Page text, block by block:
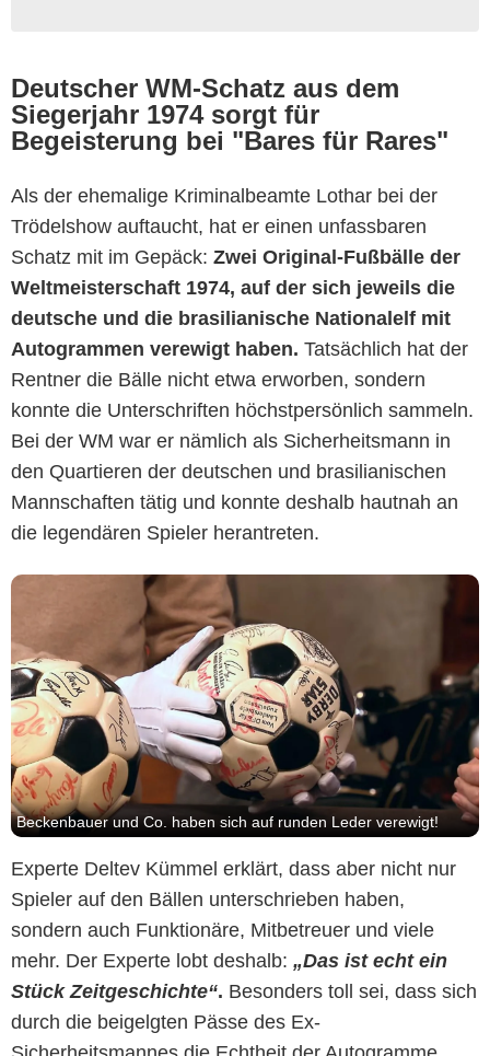
Deutscher WM-Schatz aus dem
Siegerjahr 1974 sorgt für
Begeisterung bei "Bares für Rares"
Als der ehemalige Kriminalbeamte Lothar bei der
Trödelshow auftaucht, hat er einen unfassbaren
Schatz mit im Gepäck: Zwei Original-Fußbälle der
Weltmeisterschaft 1974, auf der sich jeweils die
deutsche und die brasilianische Nationalelf mit
Autogrammen verewigt haben. Tatsächlich hat der
Rentner die Bälle nicht etwa erworben, sondern
konnte die Unterschriften höchstpersönlich sammeln.
Bei der WM war er nämlich als Sicherheitsmann in
den Quartieren der deutschen und brasilianischen
Mannschaften tätig und konnte deshalb hautnah an
die legendären Spieler herantreten.
ZDF
Beckenbauer und Co. haben sich auf runden Leder verewigt!
Experte Deltev Kümmel erklärt, dass aber nicht nur
Spieler auf den Bällen unterschrieben haben,
sondern auch Funktionäre, Mitbetreuer und viele
mehr. Der Experte lobt deshalb: „Das ist echt ein
Stück Zeitgeschichte“. Besonders toll sei, dass sich
durch die beigelgten Pässe des Ex-